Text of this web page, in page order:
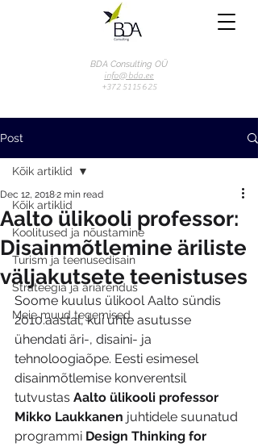
BDA Consulting OÜ
info@bda.ee
+372 51 15 625
Post
Kõik artiklid
Koolitused ja nõustamine
Turism ja teenusedisain
Strateegia ja äriarendus
Meie muud tegemised
Kõik artiklid
Aalto ülikooli professor:
Disainmõtlemine äriliste
väljakutsete teenistuses
Dec 12, 20182 min read
Soome kuulus ülikool Aalto sündis
2010.aastal, kui ühte asutusse
ühendati äri-, disaini- ja
tehnoloogiaõpe. Eesti esimesel
disainmõtlemise konverentsil
tutvustas Aalto ülikooli professor
Mikko Laukkanen juhtidele suunatud
programmi Design Thinking for